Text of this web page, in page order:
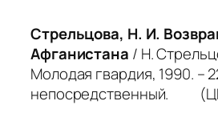
Стрельцова, Н. И.
Афганистана / Н.
Молодая гвардия, 1990. –
непосредственный.